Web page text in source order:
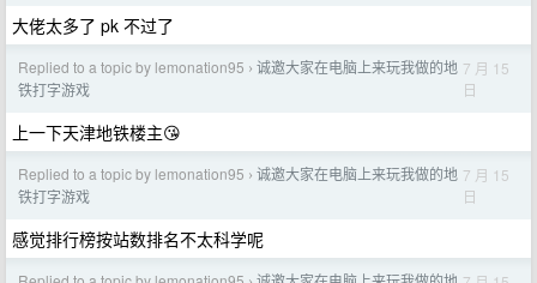
大佬太多了 pk 不过了
Replied to a topic by lemonation95 › 诚邀大家在电脑上来玩我做的地
铁打字游戏
7 月 15
日
上一下天津地铁楼主😘
Replied to a topic by lemonation95 › 诚邀大家在电脑上来玩我做的地
铁打字游戏
7 月 15
日
感觉排行榜按站数排名不太科学呢